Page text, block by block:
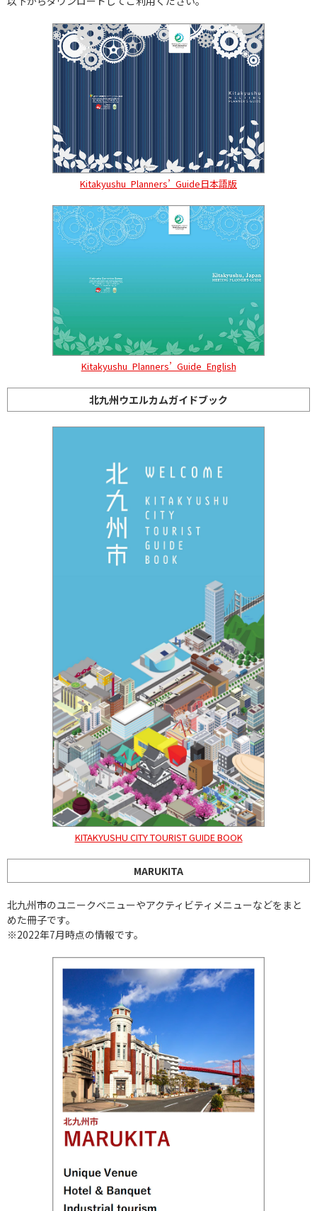
Kitakyushu_Planners’_Guide日本語版
Kitakyushu_Planners’_Guide_English
北九州ウエルカムガイドブック
KITAKYUSHU CITY TOURIST GUIDE BOOK
MARUKITA
北九州市のユニークベニューやアクティビティメニューなどをまと
めた冊子です。
※2022年7月時点の情報です。